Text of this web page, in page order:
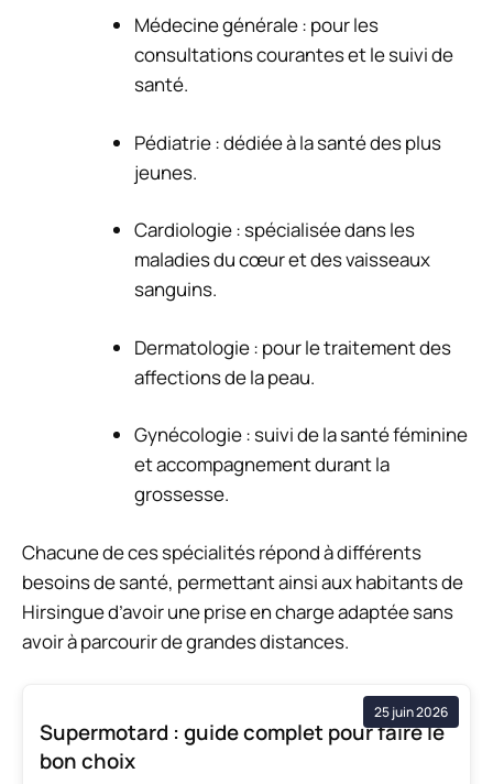
Médecine générale : pour les
consultations courantes et le suivi de
santé.
Pédiatrie : dédiée à la santé des plus
jeunes.
Cardiologie : spécialisée dans les
maladies du cœur et des vaisseaux
sanguins.
Dermatologie : pour le traitement des
affections de la peau.
Gynécologie : suivi de la santé féminine
et accompagnement durant la
grossesse.
Chacune de ces spécialités répond à différents
besoins de santé, permettant ainsi aux habitants de
Hirsingue d’avoir une prise en charge adaptée sans
avoir à parcourir de grandes distances.
25 juin 2026
Supermotard : guide complet pour faire le
bon choix